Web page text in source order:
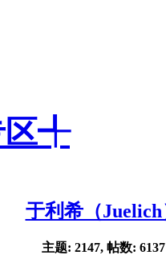
区╃
于利希（Juelich
主题: 2147, 帖数: 6137